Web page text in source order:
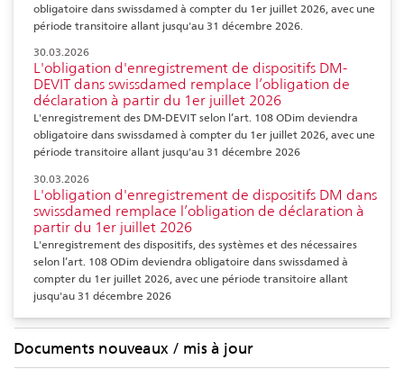
obligatoire dans swissdamed à compter du 1er juillet 2026, avec une
période transitoire allant jusqu'au 31 décembre 2026.
30.03.2026
L'obligation d'enregistrement de dispositifs DM-
DEVIT dans swissdamed remplace l’obligation de
déclaration à partir du 1er juillet 2026
L'enregistrement des DM-DEVIT selon l’art. 108 ODim deviendra
obligatoire dans swissdamed à compter du 1er juillet 2026, avec une
période transitoire allant jusqu'au 31 décembre 2026
30.03.2026
L'obligation d'enregistrement de dispositifs DM dans
swissdamed remplace l’obligation de déclaration à
partir du 1er juillet 2026
L'enregistrement des dispositifs, des systèmes et des nécessaires
selon l’art. 108 ODim deviendra obligatoire dans swissdamed à
compter du 1er juillet 2026, avec une période transitoire allant
jusqu'au 31 décembre 2026
Documents nouveaux / mis à jour